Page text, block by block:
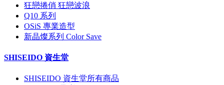
狂戀捲俏 狂戀波浪
Q10 系列
OSiS 專業造型
新晶燦系列 Color Save
SHISEIDO 資生堂
SHISEIDO 資生堂所有商品